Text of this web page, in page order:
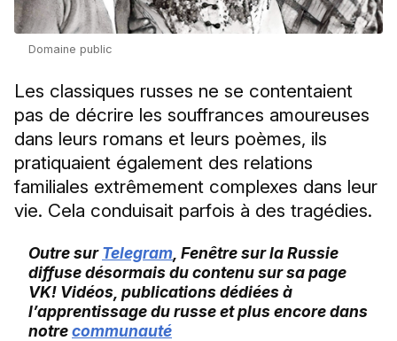
Domaine public
Les classiques russes ne se contentaient
pas de décrire les souffrances amoureuses
dans leurs romans et leurs poèmes, ils
pratiquaient également des relations
familiales extrêmement complexes dans leur
vie. Cela conduisait parfois à des tragédies.
Outre surTelegram , Fenêtre sur la Russie
diffuse désormais du contenu sur sa page
VK! Vidéos, publications dédiées à
l’apprentissage du russe et plus encore dans
notrecommunauté